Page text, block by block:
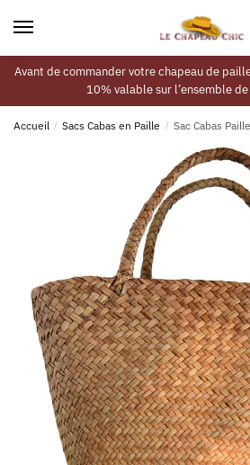
Avant de commander votre chapeau de
10% valable sur l’ensemble
Accueil / Sacs Cabas en Paille / Sac Cabas